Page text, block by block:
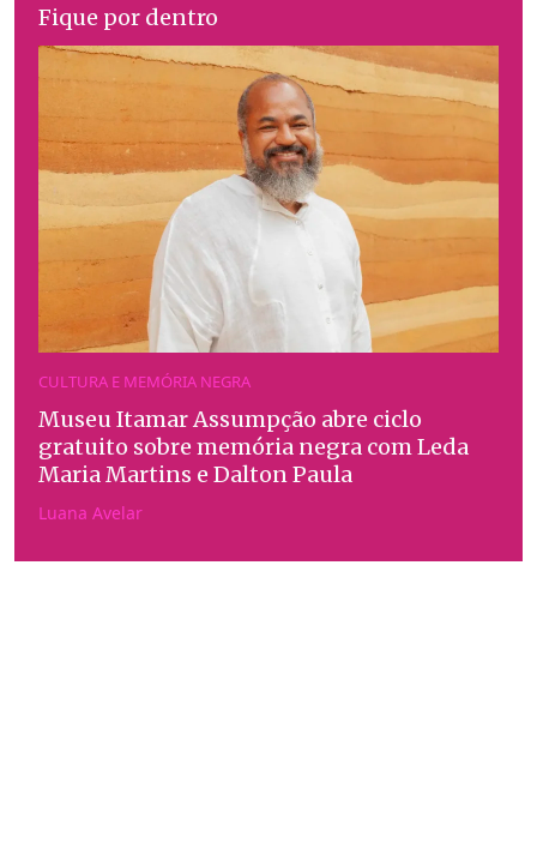
Fique por dentro
CULTURA E MEMÓRIA NEGRA
Museu Itamar Assumpção abre ciclo
gratuito sobre memória negra com Leda
Maria Martins e Dalton Paula
Luana Avelar